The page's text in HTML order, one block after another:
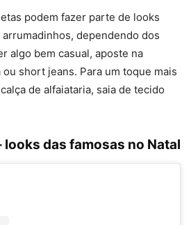
podem fazer parte de looks
dependendo dos
algo bem casual, aposte na
short jeans. Para um toque mais
de alfaiataria, saia de tecido
looks das famosas no Natal